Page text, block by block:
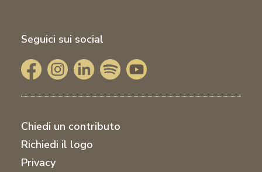
Seguici sui social
Chiedi un contributo
Richiedi il logo
Privacy